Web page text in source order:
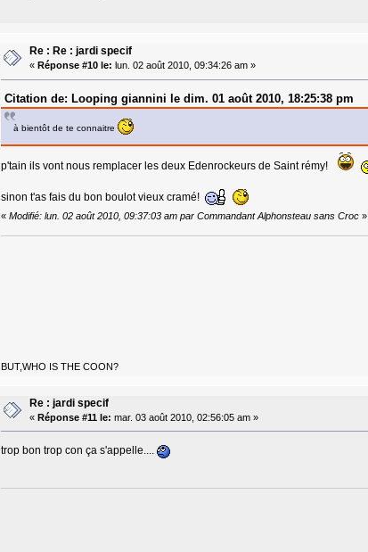
Re : Re : jardi specif
« Réponse #10 le: lun. 02 août 2010, 09:34:26 am »
Citation de: Looping giannini le dim. 01 août 2010, 18:25:38 pm
à bientôt de te connaitre
p'tain ils vont nous remplacer les deux Edenrockeurs de Saint rémy!
sinon t'as fais du bon boulot vieux cramé!
« Modifié: lun. 02 août 2010, 09:37:03 am par Commandant Alphonsteau sans Croc»
BUT,WHO IS THE COON?
Re : jardi specif
« Réponse #11 le: mar. 03 août 2010, 02:56:05 am »
trop bon trop con ça s'appelle....